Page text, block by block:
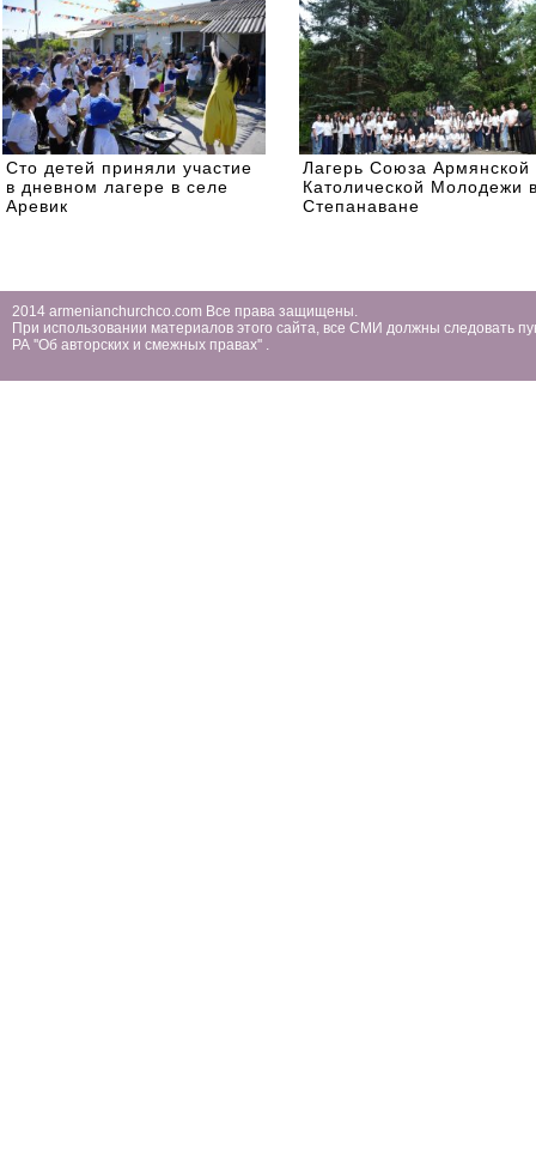
Сто детей приняли участие
в дневном лагере в селе
Аревик
Лагерь Союза Армянской
Католической Молодежи
Степанаване
2014 armenianchurchco.com Все права защищены.
При использовании материалов этого сайта, все СМИ должны следовать
РА ''Об авторских и смежных правах'' .